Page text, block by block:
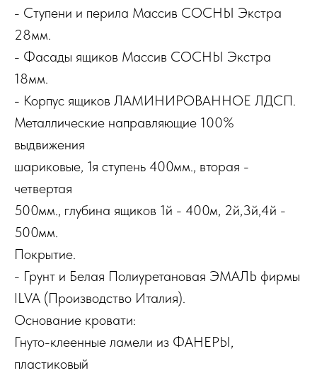
- Ступени и перила Массив СОСНЫ Экстра
28мм.
- Фасады ящиков Массив СОСНЫ Экстра
18мм.
- Корпус ящиков ЛАМИНИРОВАННОЕ ЛДСП.
Металлические направляющие 100%
выдвижения
шариковые, 1я ступень 400мм., вторая -
четвертая
500мм., глубина ящиков 1й - 400м, 2й,3й,4й -
500мм.
Покрытие.
- Грунт и Белая Полиуретановая ЭМАЛЬ фирмы
ILVA (Производство Италия).
Основание кровати:
Гнуто-клеенные ламели из ФАНЕРЫ,
пластиковый